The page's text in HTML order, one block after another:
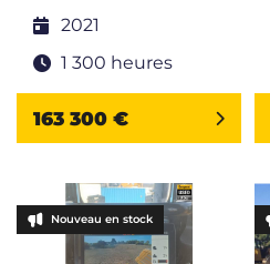
2021
1 300 heures
163 300 €
Nouveau en stock